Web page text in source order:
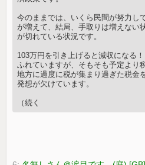
今のままでは、いくら民間が努力し
が増えて、結局、手取りは増えない
が切れている状況です。
103万円を引き上げると減収になる
ふれていますが、そもそも予定より
地方に過度に税が集まり過ぎた税金
発想が欠けています。
（続く